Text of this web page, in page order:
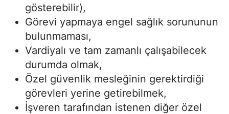
gösterebilir),
Görevi yapmaya engel sağlık sorununun
bulunmaması,
Vardiyalı ve tam zamanlı çalışabilecek
durumda olmak,
Özel güvenlik mesleğinin gerektirdiği
görevleri yerine getirebilmek,
İşveren tarafından istenen diğer özel